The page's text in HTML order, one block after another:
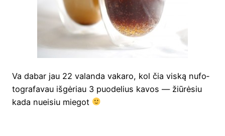
Va dabar jau 22 valan­da vaka­ro, kol čia vis­ką nufo­
to­gra­fa­vau išgė­riau 3 puo­de­lius kavos — žiū­rė­siu
kada nuei­siu miegot